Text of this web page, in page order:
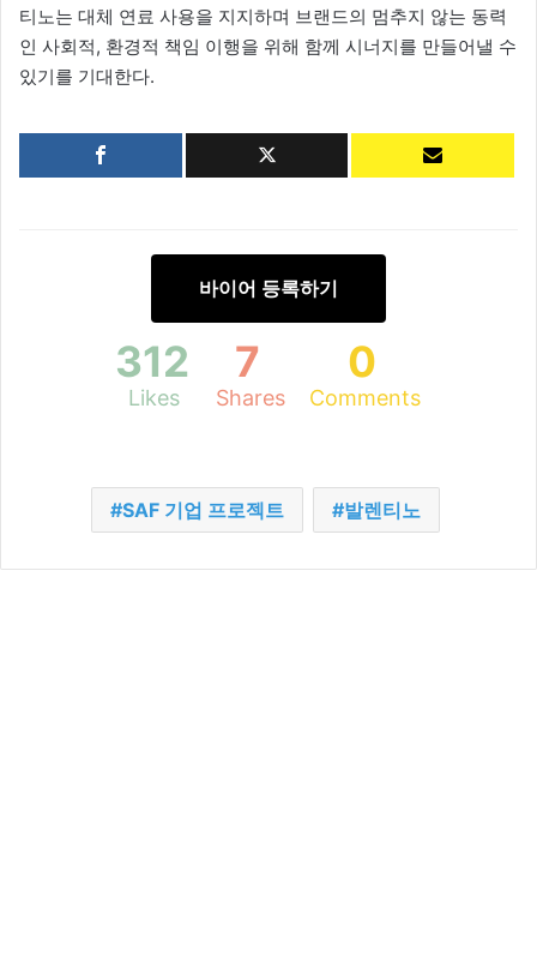
티노는 대체 연료 사용을 지지하며 브랜드의 멈추지 않는 동력
인 사회적, 환경적 책임 이행을 위해 함께 시너지를 만들어낼 수
있기를 기대한다.
바이어 등록하기
312
Likes
7
Shares
0
Comments
SAF 기업 프로젝트 발렌티노